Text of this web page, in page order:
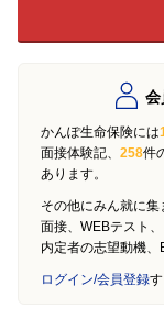
会
かんぽ生命保険には
面接体験記、 258件
あります。
その他にみん就に
面接、WEBテスト
内定者の志望動機
ログイン/会員登録